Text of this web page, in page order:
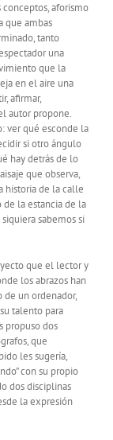
aforismo
que ambas
tanto
una
que la
en el aire una
afirmar,
autor propone.
ver qué esconde la
si otro ángulo
hay detrás de lo
que observa,
historia de la calle
la estancia de la
sabemos si
que el lector y
los abrazos han
un ordenador,
talento para
propuso dos
que
les sugería,
con su propio
dos disciplinas
la expresión